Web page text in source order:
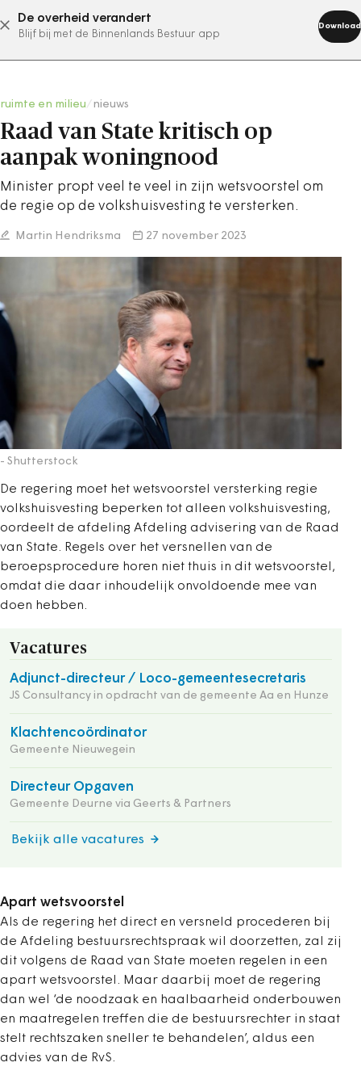
De overheid verandert
Blijf bij met de Binnenlands Bestuur app
Download
abonneer nu
ruimte en milieu nieuws
Raad van State kritisch op
aanpak woningnood
Minister propt veel te veel in zijn wetsvoorstel om
de regie op de volkshuisvesting te versterken.
Martin Hendriksma 27 november 2023
- Shutterstock
De regering moet het wetsvoorstel versterking regie
volkshuisvesting beperken tot alleen volkshuisvesting,
oordeelt de afdeling Afdeling advisering van de Raad
van State. Regels over het versnellen van de
beroepsprocedure horen niet thuis in dit wetsvoorstel,
omdat die daar inhoudelijk onvoldoende mee van
doen hebben.
Vacatures
Adjunct-directeur / Loco-gemeentesecretaris
JS Consultancy in opdracht van de gemeente Aa en Hunze
Klachtencoördinator
Gemeente Nieuwegein
Directeur Opgaven
Gemeente Deurne via Geerts & Partners
Bekijk alle vacatures
Apart wetsvoorstel
Als de regering het direct en versneld procederen bij
de Afdeling bestuursrechtspraak wil doorzetten, zal zij
dit volgens de Raad van State moeten regelen in een
apart wetsvoorstel. Maar daarbij moet de regering
dan wel ‘de noodzaak en haalbaarheid onderbouwen
en maatregelen treffen die de bestuursrechter in staat
stelt rechtszaken sneller te behandelen’, aldus een
advies van de RvS.